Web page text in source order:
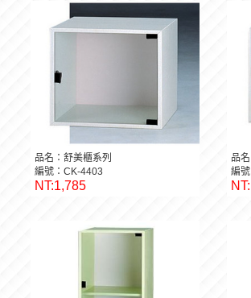
品名：舒美櫃系列
編號：CK-4403
NT:1,785
品
編